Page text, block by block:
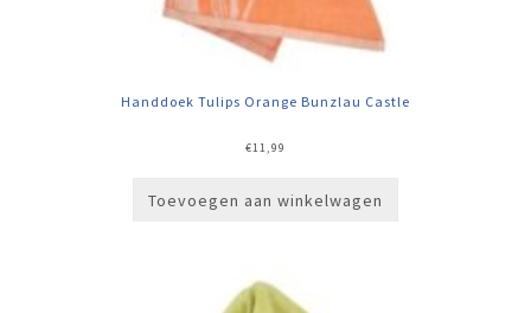
Handdoek Tulips Orange Bunzlau Castle
€11,99
Toevoegen aan winkelwagen